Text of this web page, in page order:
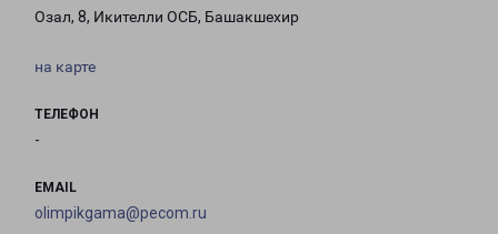
Озал, 8, Икителли ОСБ, Башакшехир
на карте
ТЕЛЕФОН
-
EMAIL
olimpikgama@pecom.ru